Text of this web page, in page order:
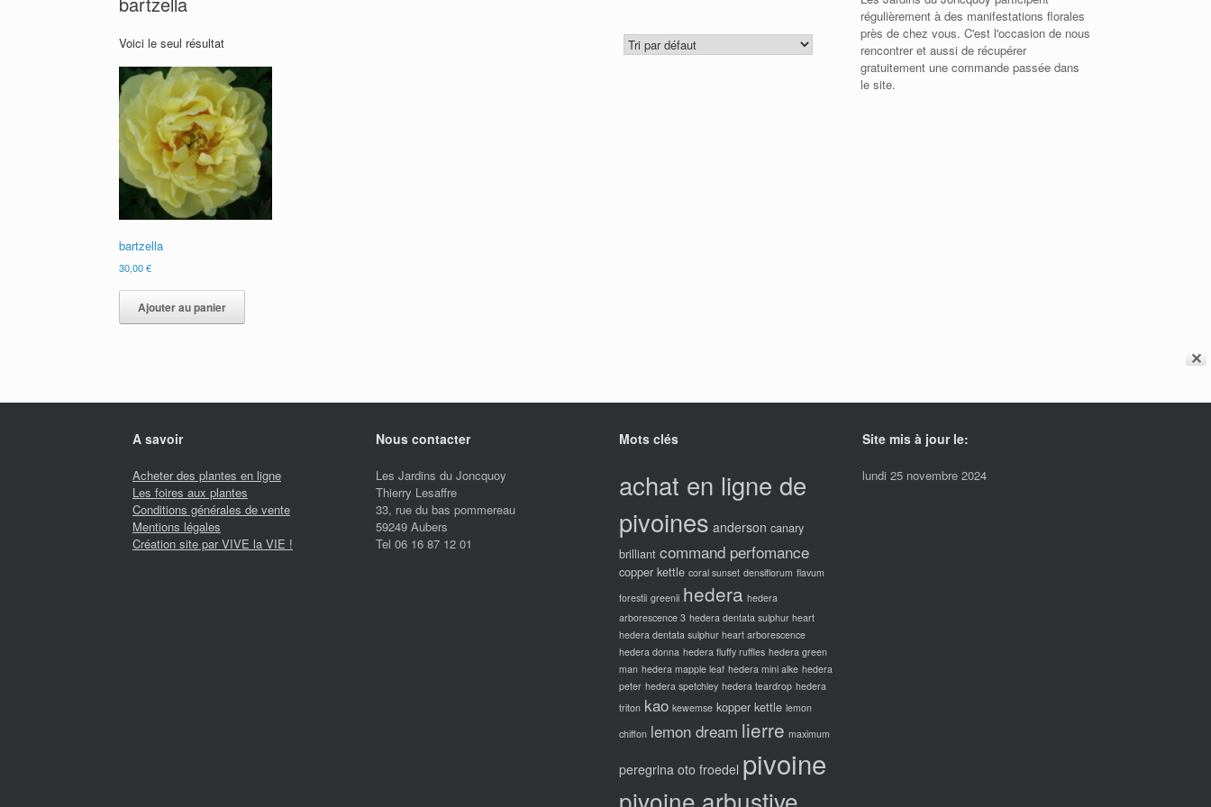
✕
Voici le seul résultat
bartzella
30,00€
Ajouter au panier
régulièrement à des manifestations florales
près de chez vous. C'est l'occasion de nous
rencontrer et aussi de récupérer
gratuitement une commande passée dans
le site.
A savoir
Acheter des plantes en ligne
Les foires aux plantes
Conditions générales de vente
Mentions légales
Création site par VIVE la VIE !
Nous contacter
Les Jardins du Joncquoy
Thierry Lesaffre
33, rue du bas pommereau
59249 Aubers
Tel 06 16 87 12 01
Mots clés
achat en ligne de
pivoines anderson canary
brilliant command perfomance
copper kettle coral sunset densiflorum flavum
forestii greenii hedera hedera
arborescence 3 hedera dentata sulphur heart
hedera dentata sulphur heart arborescence
hedera donna hedera fluffy ruffles hedera green
man hedera mapple leaf hedera mini alke hedera
peter hedera spetchley hedera teardrop hedera
triton kao kewemse kopper kettle lemon
chiffon lemon dream lierre maximum
peregrina oto froedel pivoine
Site mis à jour le:
lundi 25 novembre 2024